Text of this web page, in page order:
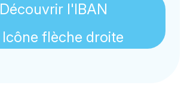
Découvrir l'IBAN